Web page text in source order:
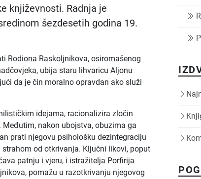
književnosti. Radnja je
šezdesetih godina 19.
Rodiona Raskoljnikova, osiromašenog
ubija staru lihvaricu Aljonu
da je čin moralno opravdan ako služi
idejama, racionalizira zločin
nakon ubojstva, obuzima ga
prati njegovu psihološku dezintegraciju
od otkrivanja. Ključni likovi, poput
patnju i vjeru, i istražitelja Porfirija
pomažu u razotkrivanju njegovog